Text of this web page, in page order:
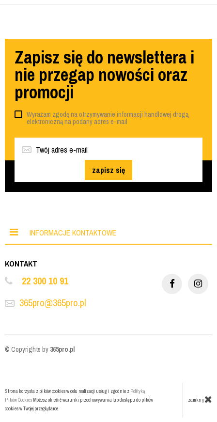
Zapisz się do newslettera i
nie przegap nowości oraz
promocji
Wyrażam zgodę na otrzymywanie informacji handlowej drogą
elektroniczną na podany adres e-mail
zapisz się
INFORMACJE KONTAKTOWE
KONTAKT
22 300 10 91
365pro@365pro.pl
© Copyrights by 365pro.pl
Strona korzysta z plików cookies w celu realizacji usług i zgodnie z Polityką
Plików Cookies Możesz określić warunki przechowywania lub dostępu do plików
cookies w Twojej przeglądarce.
zamknij